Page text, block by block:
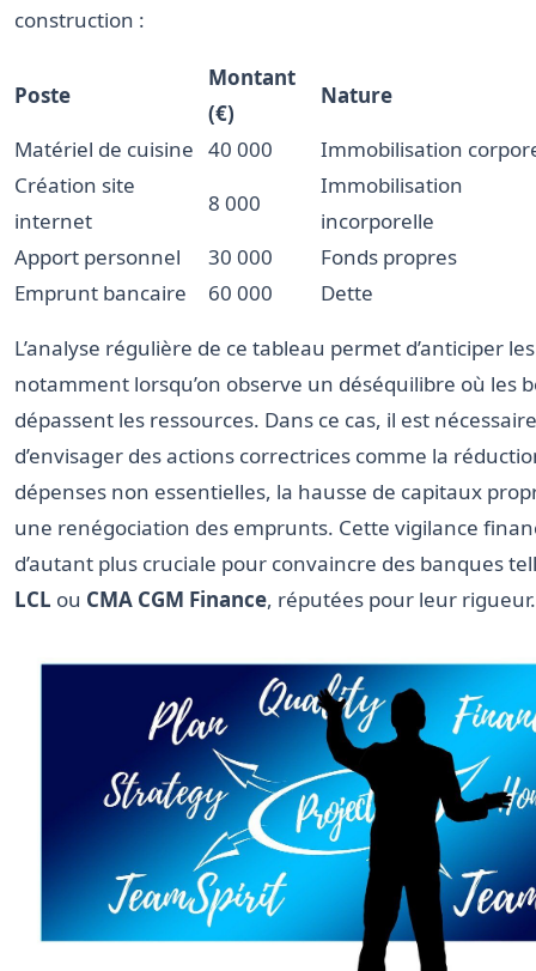
construction :
Poste
Montant
(€)
Nature
Matériel de cuisine 40 000
Immobilisation
Création site
internet
8 000
Immobilisation
incorporelle
Apport personnel
30 000
Fonds propres
Emprunt bancaire
60 000
Dette
L’analyse régulière de ce tableau permet d’anticiper
notamment lorsqu’on observe un déséquilibre où les
dépassent les ressources. Dans ce cas, il est nécessaire
d’envisager des actions correctrices comme la
dépenses non essentielles, la hausse de capitaux
une renégociation des emprunts. Cette vigilance
d’autant plus cruciale pour convaincre des banques
LCL ou CMA CGM Finance, réputées pour leur rigueur.